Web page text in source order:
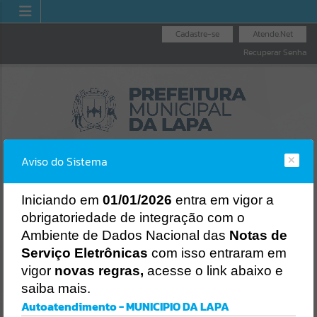
Atende.Net
Cadastre-se
Recuperar Senha
LICITAÇÕES
NOTA FISCAL
ELETRÔNICA
NOTA FISCAL
NACIONAL
Aviso do Sistema
Iniciando em 01/01/2026 entra em vigor a
obrigatoriedade de integração com o
Ambiente de Dados Nacional das Notas de
Serviço Eletrônicas com isso entraram em
vigor novas regras, acesse o link abaixo e
saiba mais.
Autoatendimento - MUNICIPIO DA LAPA
Erro
Gerenciamento do Sistema
Ocorreu um erro de script: